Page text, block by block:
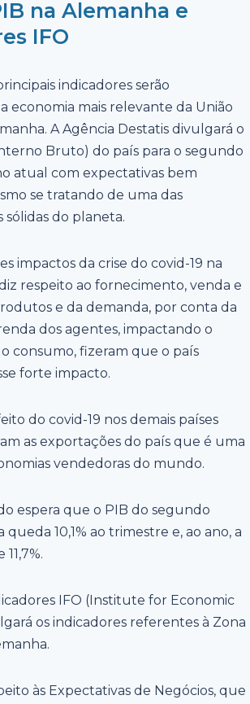
na Alemanha e
IFO
indicadores serão
economia mais relevante da União
A Agência Destatis divulgará o
Bruto) do país para o segundo
atual com expectativas bem
se tratando de uma das
sólidas do planeta.
impactos da crise do covid-19 na
respeito ao fornecimento, venda e
e da demanda, por conta da
dos agentes, impactando o
consumo, fizeram que o país
forte impacto.
do covid-19 nos demais países
as exportações do país que é uma
vendedoras do mundo.
espera que o PIB do segundo
10,1% ao trimestre e, ao ano, a
IFO (Institute for Economic
os indicadores referentes à Zona
às Expectativas de Negócios, que